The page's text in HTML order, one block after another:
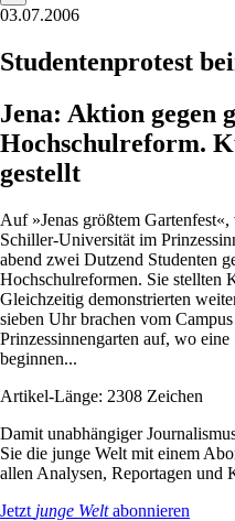
03.07.2006
Studentenprotest
Jena: Aktion gegen
Hochschulreform.
gestellt
Auf »Jenas größtem
Schiller-Universität im
abend zwei Dutzend Studenten
Hochschulreformen. Sie stellten
Gleichzeitig demonstrierten
sieben Uhr brachen vom
Prinzessinnengarten auf, wo eine
beginnen...
Artikel-Länge: 2308 Zeichen
Damit unabhängiger
Sie die junge Welt mit einem
allen Analysen, Reportagen und
Jetzt junge Weltabonnieren